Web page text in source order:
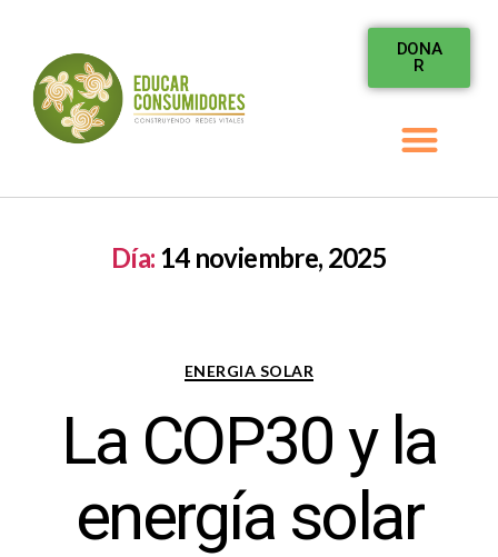
DONA
R
Día: 14 noviembre, 2025
ENERGIA SOLAR
La COP30 y la
energía solar